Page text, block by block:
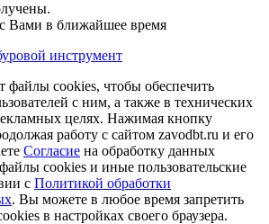
Вами в ближайшее время
инструмент
файлы cookies, чтобы обеспечить
с ним, а также в технических
целях. Нажимая кнопку
работу с сайтом zavodbt.ru и его
Согласие на обработку данных
cookies и иные пользовательские
с Политикой обработки
. Вы можете в любое время запретить
в настройках своего браузера.